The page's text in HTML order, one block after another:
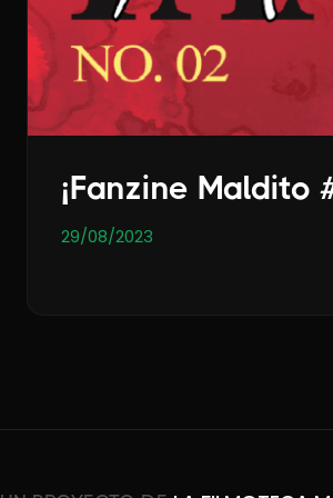
¡Fanzine Maldito
29/08/2023